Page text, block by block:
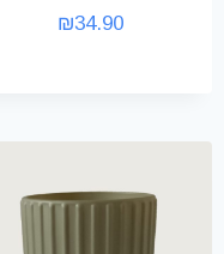
₪34.90